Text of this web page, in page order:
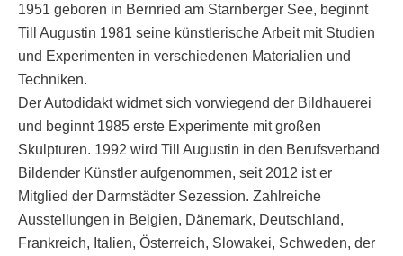
1951 geboren in Bernried am Starnberger See, beginnt
Till Augustin 1981 seine künstlerische Arbeit mit Studien
und Experimenten in verschiedenen Materialien und
Techniken.
Der Autodidakt widmet sich vorwiegend der Bildhauerei
und beginnt 1985 erste Experimente mit großen
Skulpturen. 1992 wird Till Augustin in den Berufsverband
Bildender Künstler aufgenommen, seit 2012 ist er
Mitglied der Darmstädter Sezession. Zahlreiche
Ausstellungen in Belgien, Dänemark, Deutschland,
Frankreich, Italien, Österreich, Slowakei, Schweden, der